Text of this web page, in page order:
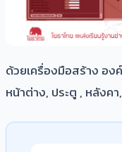
ด้วยเครื่องมือสร้าง อง
หน้าต่าง, ประตู , หลังค